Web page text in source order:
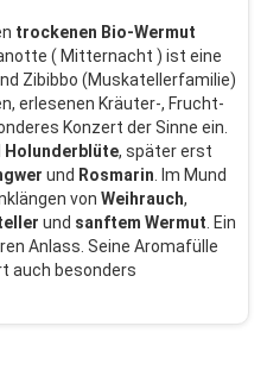
trockenen Bio-Wermut
( Mitternacht ) ist eine
Zibibbo (Muskatellerfamilie)
erlesenen Kräuter-, Frucht-
Konzert der Sinne ein.
Holunderblüte, später erst
und Rosmarin . Im Mund
von Weihrauch,
und sanftem Wermut . Ein
Anlass. Seine Aromafülle
auch besonders